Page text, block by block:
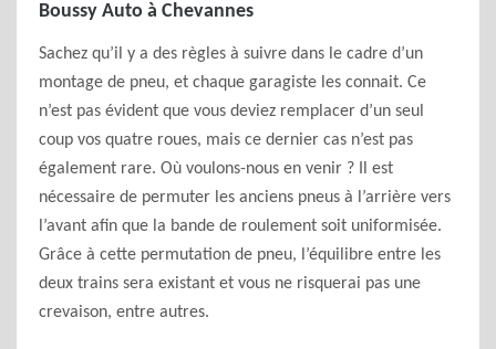
Boussy Auto à Chevannes
Sachez qu’il y a des règles à suivre dans le cadre d’un
montage de pneu, et chaque garagiste les connait. Ce
n’est pas évident que vous deviez remplacer d’un seul
coup vos quatre roues, mais ce dernier cas n’est pas
également rare. Où voulons-nous en venir ? Il est
nécessaire de permuter les anciens pneus à l’arrière vers
l’avant afin que la bande de roulement soit uniformisée.
Grâce à cette permutation de pneu, l’équilibre entre les
deux trains sera existant et vous ne risquerai pas une
crevaison, entre autres.